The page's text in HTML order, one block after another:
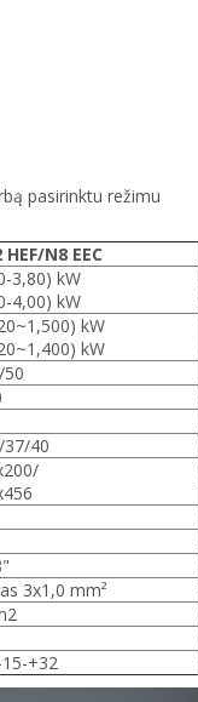
pasirinktu režimu
HEF/N8 EEC
3,80) kW
4,00) kW
kW
kW
40
3x1,0 mm²
+32